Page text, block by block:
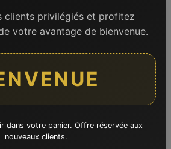
clients privilégiés et profitez
votre avantage de bienvenue.
dans votre panier. Offre réservée aux
nouveaux clients.